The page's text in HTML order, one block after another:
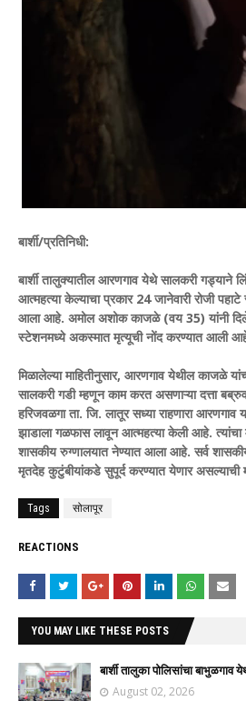
बार्शी/प्रतिनिधी:
बार्शी तालुक्यातील आरणगाव येथे सालकरी गड्याने
आत्महत्या केल्याचा प्रकार 24 जानेवारी रोजी
आला आहे. अमोल अशोक काजळे (वय 35) यांनी
स्टेशनमध्ये अकस्मात मृत्यूची नोंद करण्यात आली
मिळालेल्या माहितीनुसार, आरणगाव येथील काजळे
सालकरी गडी म्हणून काम करत असणाऱ्या दत्ता
हरिजवळगा ता. जि. लातूर सध्या राहणारा आरणगाव
झाडाला गळफास लावून आत्महत्या केली आहे. त्यांचा
शासकीय रुग्णालयात नेण्यात आला आहे. सर्व
मृतदेह कुटुंबीयांकडे सुपूर्द करण्यात येणार असल्याची
Tags सोलापूर
REACTIONS
YOU MAY LIKE THESE POSTS
बार्शी तालुका पोलिसांचा बाभुळगाव
August 02, 2026